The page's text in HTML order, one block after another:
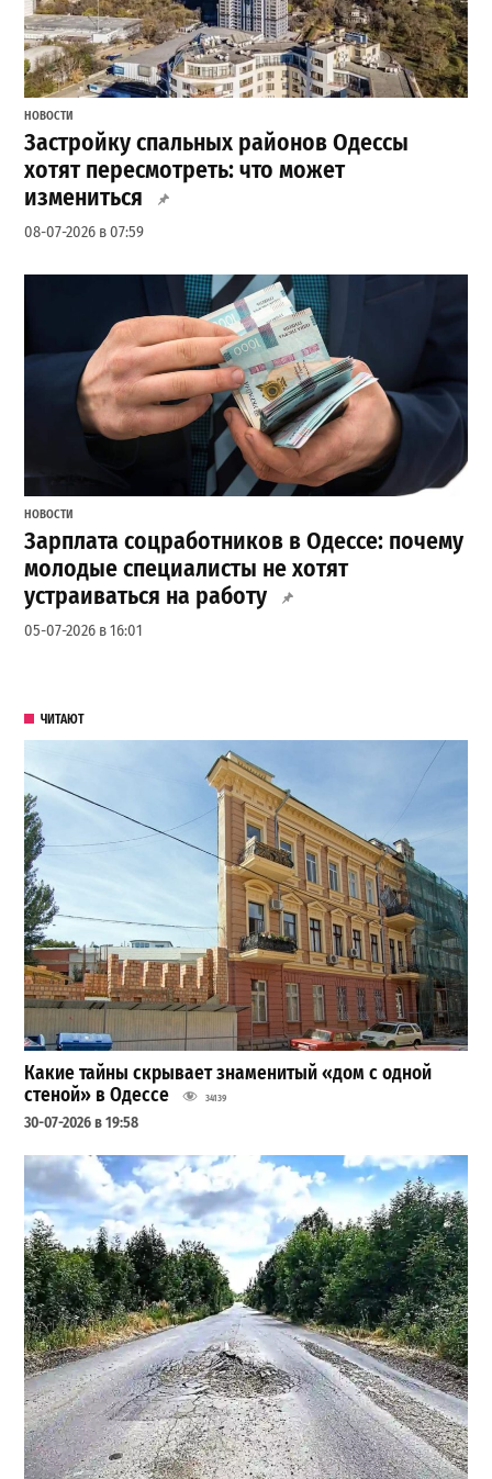
НОВОСТИ
Застройку спальных районов Одессы
хотят пересмотреть: что может
измениться
08-07-2026 в 07:59
НОВОСТИ
Зарплата соцработников в Одессе: почему
молодые специалисты не хотят
устраиваться на работу
05-07-2026 в 16:01
ЧИТАЮТ
Какие тайны скрывает знаменитый «дом с одной
стеной» в Одессе
34139
30-07-2026 в 19:58